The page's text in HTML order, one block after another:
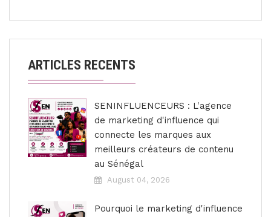
ARTICLES RECENTS
SENINFLUENCEURS : L'agence
de marketing d'influence qui
connecte les marques aux
meilleurs créateurs de contenu
au Sénégal
August 04, 2026
Pourquoi le marketing d'influence